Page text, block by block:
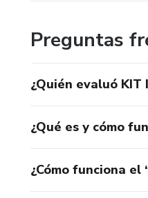
Preguntas
¿Quién evaluó KIT
¿Qué es y cómo
¿Cómo funciona el